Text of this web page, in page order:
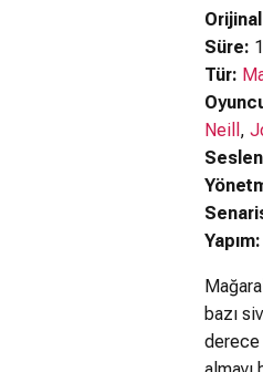
Süre:
Tür:
Neill ,
Yapım:
bazı
derece